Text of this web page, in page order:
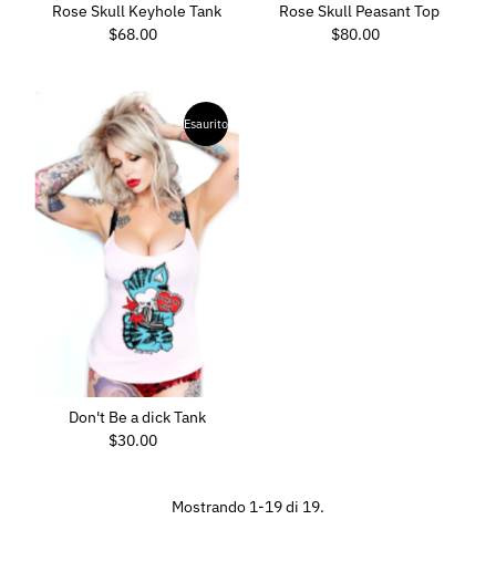
Rose Skull Keyhole Tank
Prezzo
$68.00
Rose Skull Peasant Top
Prezzo
$80.00
Esaurito
Don't Be a dick Tank
Prezzo
$30.00
Mostrando 1-19 di 19.